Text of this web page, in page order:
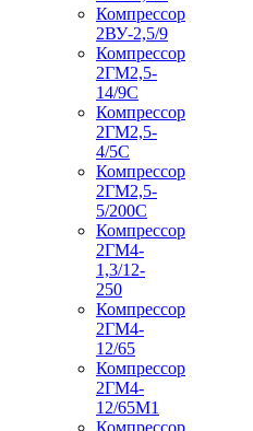
Компрессор
2ВУ-2,5/9
Компрессор
2ГМ2,5-
14/9С
Компрессор
2ГМ2,5-
4/5С
Компрессор
2ГМ2,5-
5/200С
Компрессор
2ГМ4-
1,3/12-
250
Компрессор
2ГМ4-
12/65
Компрессор
2ГМ4-
12/65М1
Компрессор